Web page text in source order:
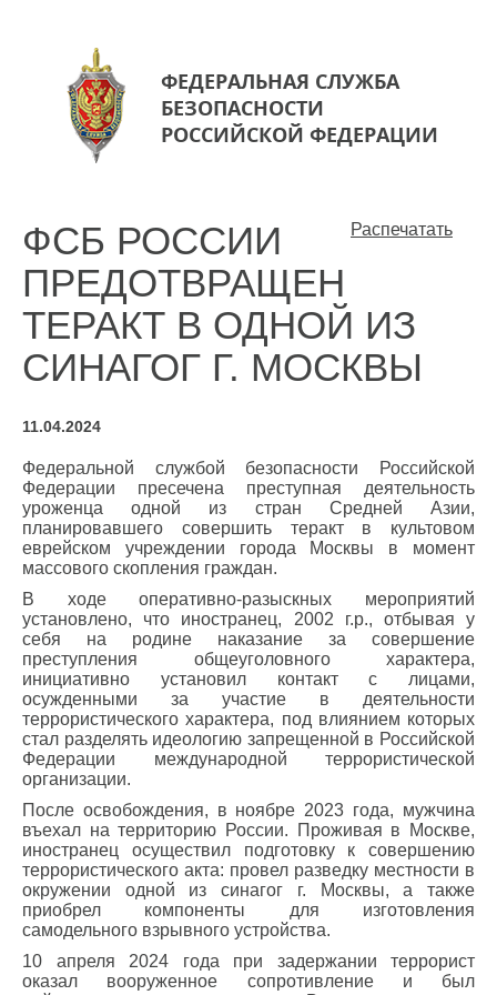
ФЕДЕРАЛЬНАЯ СЛУЖБА
БЕЗОПАСНОСТИ
РОССИЙСКОЙ ФЕДЕРАЦИИ
Распечатать
ФСБ РОССИИ
ПРЕДОТВРАЩЕН
ТЕРАКТ В ОДНОЙ ИЗ
СИНАГОГ Г. МОСКВЫ
11.04.2024
Федеральной службой безопасности Российской
Федерации пресечена преступная деятельность
уроженца одной из стран Средней Азии,
планировавшего совершить теракт в культовом
еврейском учреждении города Москвы в момент
массового скопления граждан.
В ходе оперативно-разыскных мероприятий
установлено, что иностранец, 2002 г.р., отбывая у
себя на родине наказание за совершение
преступления общеуголовного характера,
инициативно установил контакт с лицами,
осужденными за участие в деятельности
террористического характера, под влиянием которых
стал разделять идеологию запрещенной в Российской
Федерации международной террористической
организации.
После освобождения, в ноябре 2023 года, мужчина
въехал на территорию России. Проживая в Москве,
иностранец осуществил подготовку к совершению
террористического акта: провел разведку местности в
окружении одной из синагог г. Москвы, а также
приобрел компоненты для изготовления
самодельного взрывного устройства.
10 апреля 2024 года при задержании террорист
оказал вооруженное сопротивление и был